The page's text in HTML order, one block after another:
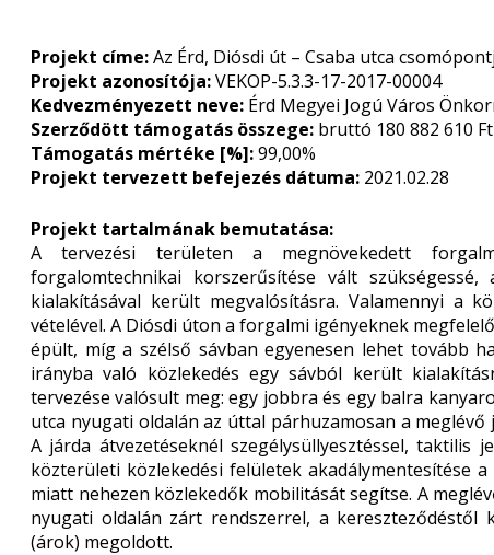
Projekt címe:Az Érd, Diósdi út – Csaba utca
Projekt azonosítója:VEKOP-5.3.3-17-2017-00004
Kedvezményezett neve: Érd Megyei Jogú Város
Szerződött támogatás összege: bruttó 180 882 610 Ft
Támogatás mértéke [%]:99,00%
Projekt tervezett befejezés dátuma: 2021.02.28
Projekt tartalmának bemutatása:
A tervezési területen a megnövekedett
forgalomtechnikai korszerűsítése vált szükségessé,
kialakításával került megvalósításra. Valamennyi a
vételével. A Diósdi úton a forgalmi igényeknek
épült, míg a szélső sávban egyenesen lehet tovább
irányba való közlekedés egy sávból került
tervezése valósult meg: egy jobbra és egy balra
utca nyugati oldalán az úttal párhuzamosan a
A járda átvezetéseknél szegélysüllyesztéssel, taktilis
közterületi közlekedési felületek akadálymentesítése
miatt nehezen közlekedők mobilitását segítse. A
nyugati oldalán zárt rendszerrel, a
(árok) megoldott.